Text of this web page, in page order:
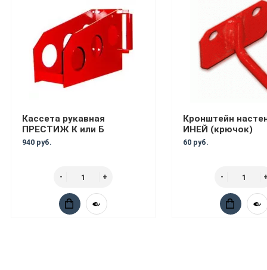
Кассета рукавная
ПРЕСТИЖ К или Б
940 руб.
Кронштейн
ИНЕЙ (крючок)
60 руб.